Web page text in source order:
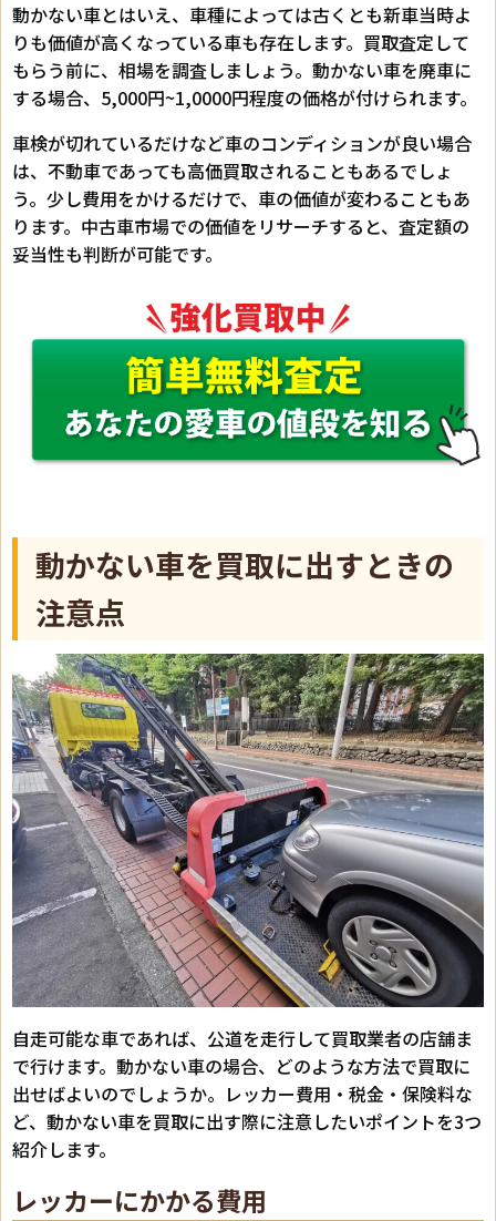
動かない車とはいえ、車種によっては古くとも新車当時よ
りも価値が高くなっている車も存在します。買取査定して
もらう前に、相場を調査しましょう。動かない車を廃車に
する場合、5,000円~1,0000円程度の価格が付けられます。
車検が切れているだけなど車のコンディションが良い場合
は、不動車であっても高価買取されることもあるでしょ
う。少し費用をかけるだけで、車の価値が変わることもあ
ります。中古車市場での価値をリサーチすると、査定額の
妥当性も判断が可能です。
動かない車を買取に出すときの
注意点
自走可能な車であれば、公道を走行して買取業者の店舗ま
で行けます。動かない車の場合、どのような方法で買取に
出せばよいのでしょうか。レッカー費用・税金・保険料な
ど、動かない車を買取に出す際に注意したいポイントを3つ
紹介します。
レッカーにかかる費用